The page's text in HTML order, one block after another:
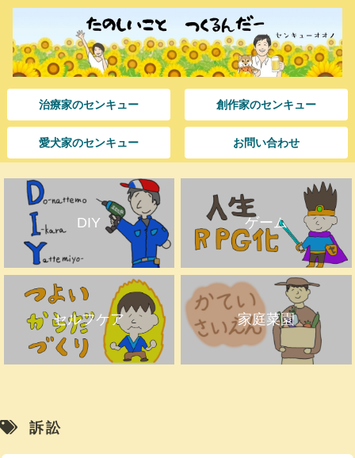
治療家のセンキュー 創作家のセンキュー
愛犬家のセンキュー お問い合わせ
DIY ゲーム
セルフケア 家庭菜園
訴訟